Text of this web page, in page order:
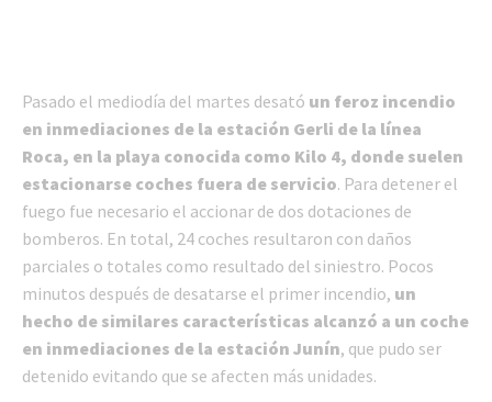
Pasado el mediodía del martes desató un feroz incendio
en inmediaciones de la estación Gerli de la línea
Roca, en la playa conocida como Kilo 4, donde suelen
estacionarse coches fuera de servicio. Para detener el
fuego fue necesario el accionar de dos dotaciones de
bomberos. En total, 24 coches resultaron con daños
parciales o totales como resultado del siniestro. Pocos
minutos después de desatarse el primer incendio, un
hecho de similares características alcanzó a un coche
en inmediaciones de la estación Junín, que pudo ser
detenido evitando que se afecten más unidades.